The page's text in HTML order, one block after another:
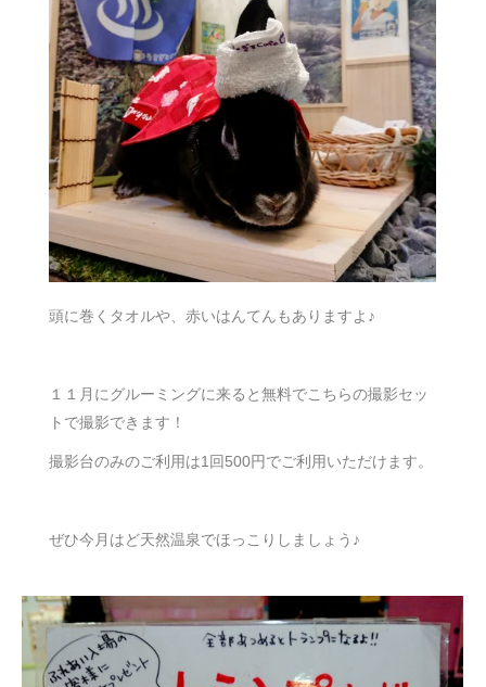
頭に巻くタオルや、赤いはんてんもありますよ♪
１１月にグルーミングに来ると無料でこちらの撮影セッ
トで撮影できます！
撮影台のみのご利用は1回500円でご利用いただけます。
ぜひ今月はど天然温泉でほっこりしましょう♪